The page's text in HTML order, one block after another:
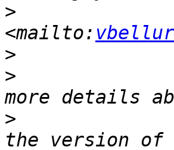
>
<mailto:
>
>
>